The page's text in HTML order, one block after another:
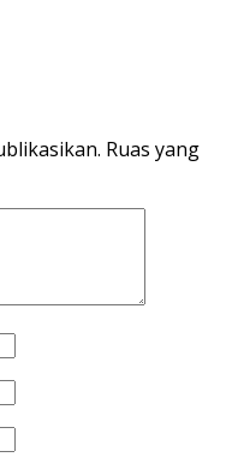
Ruas yang